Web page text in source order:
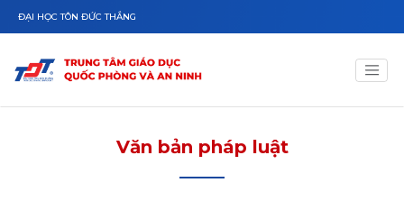
Nhảy đến nội dung
ĐẠI HỌC TÔN ĐỨC THẮNG
Văn bản pháp luật